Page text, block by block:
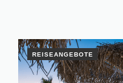
REISEANGEBOTE